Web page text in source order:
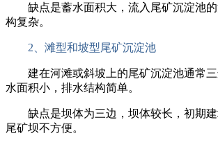
缺点是蓄水面积大，流入尾矿沉淀池
构复杂。
2、滩型和坡型尾矿沉淀池
建在河滩或斜坡上的尾矿沉淀池通常
水面积小，排水结构简单。
缺点是坝体为三边，坝体较长，初期
尾矿坝不方便。